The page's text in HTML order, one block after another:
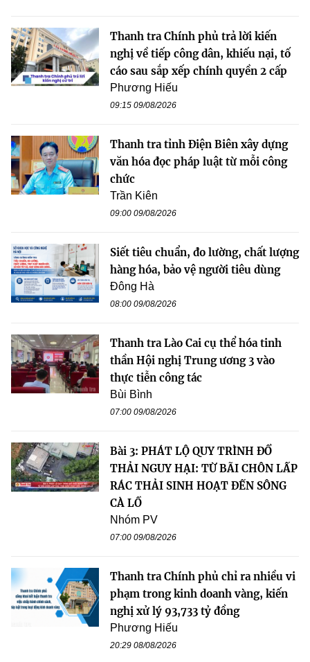
Thanh tra Chính phủ trả lời kiến
nghị về tiếp công dân, khiếu nại, tố
cáo sau sắp xếp chính quyền 2 cấp
Phương Hiếu
09:15 09/08/2026
Thanh tra tỉnh Điện Biên xây dựng
văn hóa đọc pháp luật từ mỗi công
chức
Trần Kiên
09:00 09/08/2026
Siết tiêu chuẩn, đo lường, chất lượng
hàng hóa, bảo vệ người tiêu dùng
Đông Hà
08:00 09/08/2026
Thanh tra Lào Cai cụ thể hóa tinh
thần Hội nghị Trung ương 3 vào
thực tiễn công tác
Bùi Bình
07:00 09/08/2026
Bài 3: PHÁT LỘ QUY TRÌNH ĐỔ
THẢI NGUY HẠI: TỪ BÃI CHÔN LẤP
RÁC THẢI SINH HOẠT ĐẾN SÔNG
CÀ LỒ
Nhóm PV
07:00 09/08/2026
Thanh tra Chính phủ chỉ ra nhiều vi
phạm trong kinh doanh vàng, kiến
nghị xử lý 93,733 tỷ đồng
Phương Hiếu
20:29 08/08/2026